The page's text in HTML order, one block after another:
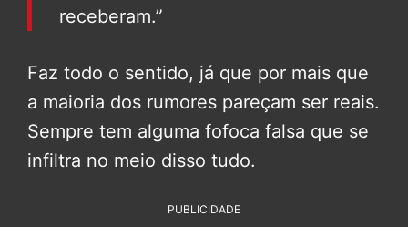
receberam.”
Faz todo o sentido, já que por mais que
a maioria dos rumores pareçam ser reais.
Sempre tem alguma fofoca falsa que se
infiltra no meio disso tudo.
PUBLICIDADE